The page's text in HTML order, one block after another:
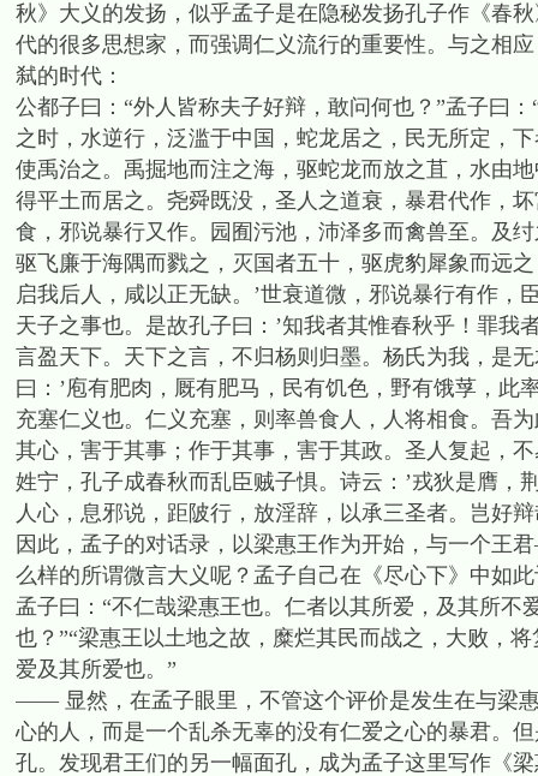
秋》大义的发扬，似乎孟子是在隐秘发扬孔子作《春
代的很多思想家，而强调仁义流行的重要性。与之相
弑的时代：
公都子曰：“外人皆称夫子好辩，敢问何也？”孟子曰
之时，水逆行，泛滥于中国，蛇龙居之，民无所定，
使禹治之。禹掘地而注之海，驱蛇龙而放之苴，水由
得平土而居之。尧舜既没，圣人之道衰，暴君代作，
食，邪说暴行又作。园囿污池，沛泽多而禽兽至。及
驱飞廉于海隅而戮之，灭国者五十，驱虎豹犀象而远
启我后人，咸以正无缺。’世衰道微，邪说暴行有作
天子之事也。是故孔子曰：’知我者其惟春秋乎！罪我
言盈天下。天下之言，不归杨则归墨。杨氏为我，是
曰：’庖有肥肉，厩有肥马，民有饥色，野有饿莩，此
充塞仁义也。仁义充塞，则率兽食人，人将相食。吾
其心，害于其事；作于其事，害于其政。圣人复起，
姓宁，孔子成春秋而乱臣贼子惧。诗云：’戎狄是膺，
人心，息邪说，距陂行，放淫辞，以承三圣者。岂好
因此，孟子的对话录，以梁惠王作为开始，与一个
么样的所谓微言大义呢？孟子自己在《尽心下》中如
孟子曰：“不仁哉梁惠王也。仁者以其所爱，及其所不
也？”“梁惠王以土地之故，糜烂其民而战之，大败，
爱及其所爱也。”
—— 显然，在孟子眼里，不管这个评价是发生在与梁
心的人，而是一个乱杀无辜的没有仁爱之心的暴君。
孔。发现君王们的另一幅面孔，成为孟子这里写作《